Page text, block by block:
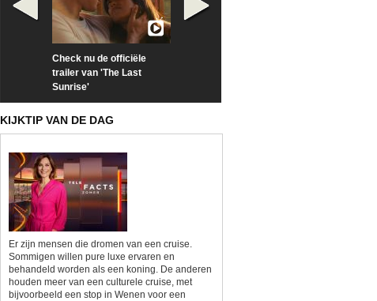
Check nu de officiële
trailer van 'The Last
Sunrise'
KIJKTIP VAN DE DAG
Er zijn mensen die dromen van een cruise.
Sommigen willen pure luxe ervaren en
behandeld worden als een koning. De anderen
houden meer van een culturele cruise, met
bijvoorbeeld een stop in Wenen voor een